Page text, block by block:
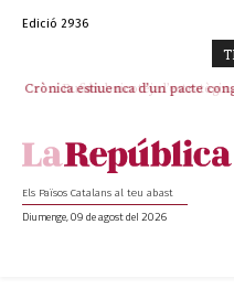
Edició 2936
Crònica estiuenca d’un pacte
Rufián boicoteja l’estratègia
Els Països Catalans al teu abast
Diumenge, 09 de agost del 2026